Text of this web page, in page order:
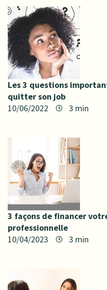
Les 3 questions
quitter son job
10/06/2022
3 façons de financer
professionnelle
10/04/2023